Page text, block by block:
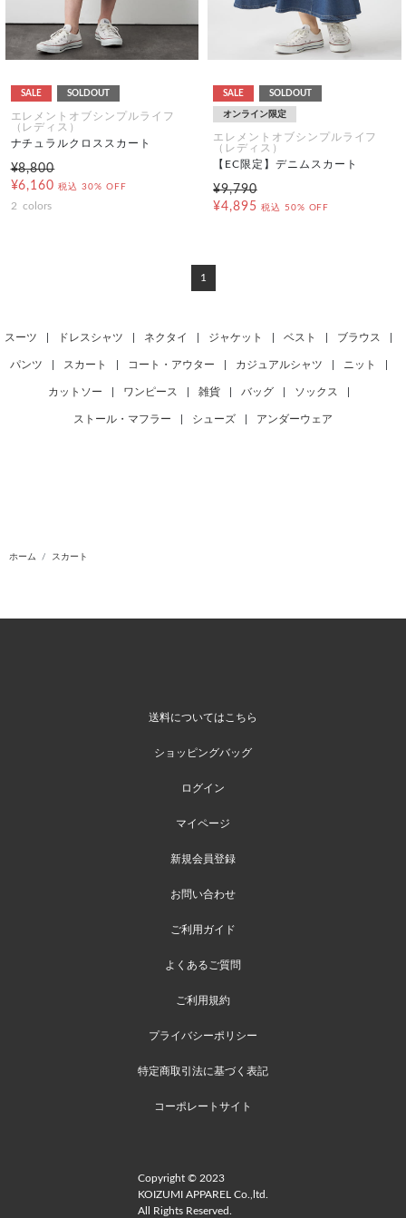
SALE SOLDOUT
エレメントオブシンプルライフ
（レディス）
ナチュラルクロススカート
¥8,800
¥6,160 税込 30% OFF
2 colors
SALE SOLDOUT
オンライン限定
エレメントオブシンプルライフ
（レディス）
【EC限定】デニムスカート
¥9,790
¥4,895 税込 50% OFF
1
スーツ ドレスシャツ ネクタイ ジャケット ベスト ブラウス
パンツ スカート コート・アウター カジュアルシャツ ニット
カットソー ワンピース 雑貨 バッグ ソックス
ストール・マフラー シューズ アンダーウェア
ホーム スカート
送料についてはこちら
ショッピングバッグ
ログイン
マイページ
新規会員登録
お問い合わせ
ご利用ガイド
よくあるご質問
ご利用規約
プライバシーポリシー
特定商取引法に基づく表記
コーポレートサイト
Copyright © 2023
KOIZUMI APPAREL Co.,ltd.
All Rights Reserved.